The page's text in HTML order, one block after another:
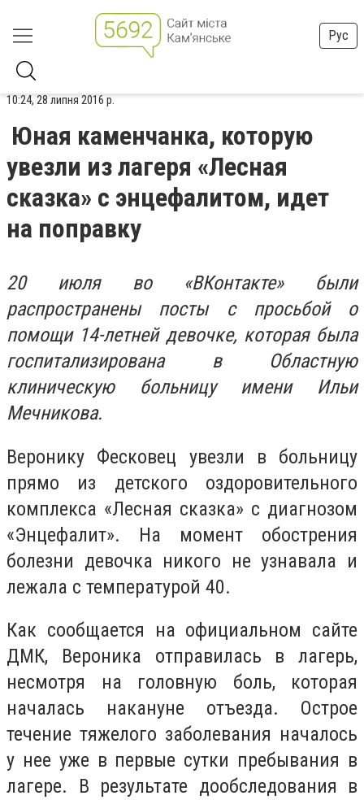
Рус
10:24, 28 липня 2016 р.
Юная каменчанка, которую
увезли из лагеря «Лесная
сказка» с энцефалитом, идет
на поправку
20 июля во «ВКонтакте» были
распространены посты с просьбой о
помощи 14-летней девочке, которая была
госпитализирована в Областную
клиническую больницу имени Ильи
Мечникова.
Веронику Фесковец увезли в больницу
прямо из детского оздоровительного
комплекса «Лесная сказка» с диагнозом
«Энцефалит». На момент обострения
болезни девочка никого не узнавала и
лежала с температурой 40.
Как сообщается на официальном сайте
ДМК, Вероника отправилась в лагерь,
несмотря на головную боль, которая
началась накануне отъезда. Острое
течение тяжелого заболевания началось
у нее уже в первые сутки пребывания в
лагере. В результате дообследования в